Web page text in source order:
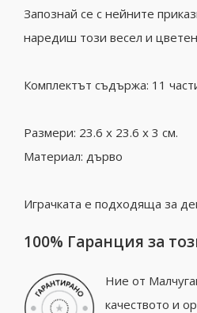
Запознай се с нейните
наредиш този весел и
Комплектът съдържа: 11
Размери: 23.6 x 23.6 x 3 см.
Материал: дърво
Играчката е подходяща за
100% Гаранция за
Ние от
качеството и